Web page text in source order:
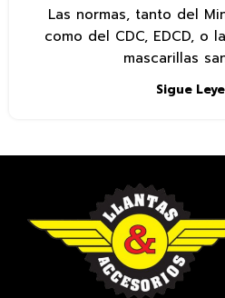
Las normas, tanto del
como del CDC, EDCD, o
mascarillas
Sigue